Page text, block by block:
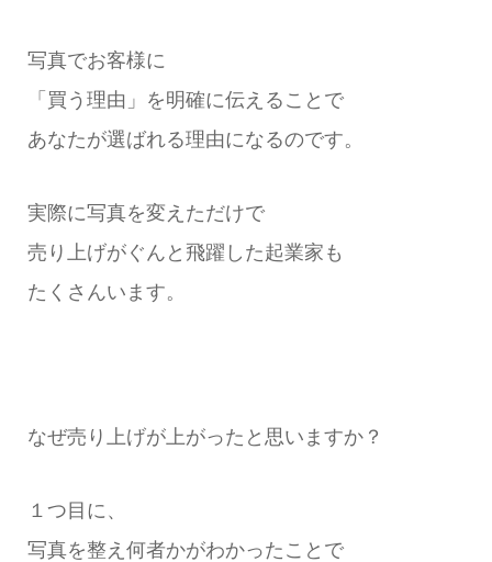
写真でお客様に
「買う理由」を明確に伝えることで
あなたが選ばれる理由になるのです。
実際に写真を変えただけで
売り上げがぐんと飛躍した起業家も
たくさんいます。
なぜ売り上げが上がったと思いますか？
１つ目に、
写真を整え何者かがわかったことで